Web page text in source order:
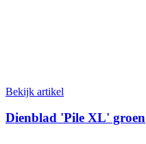
Bekijk artikel
Dienblad 'Pile XL' groen